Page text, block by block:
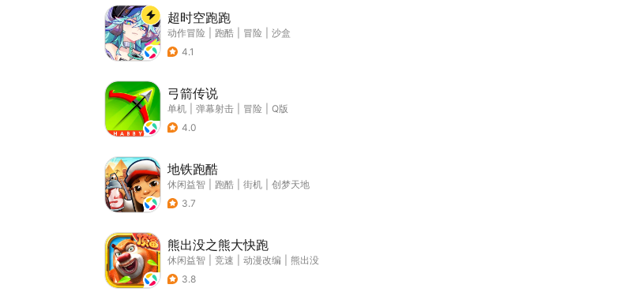
超时空跑跑
动作冒险 跑酷 冒险
沙盒
4.1
弓箭传说
单机 弹幕射击 冒险
Q版
4.0
地铁跑酷
休闲益智 跑酷 街机
创梦天地
3.7
熊出没之熊大快跑
休闲益智 竞速 动漫改编
熊出没
3.8